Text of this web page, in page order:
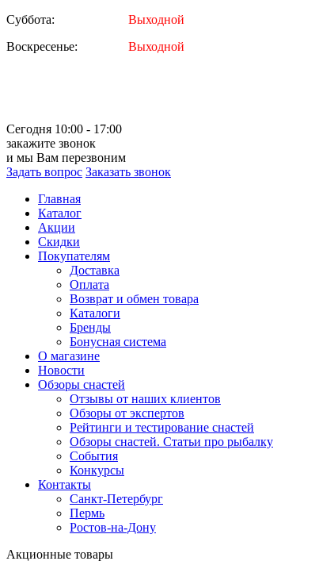
Суббота:
Выходной
Воскресенье:
Выходной
Сегодня 10:00 - 17:00
закажите звонок
и мы Вам перезвоним
Задать вопрос Заказать звонок
Главная
Каталог
Акции
Скидки
Покупателям
Доставка
Оплата
Возврат и обмен товара
Каталоги
Бренды
Бонусная система
О магазине
Новости
Обзоры снастей
Отзывы от наших клиентов
Обзоры от экспертов
Рейтинги и тестирование снастей
Обзоры снастей. Статьи про рыбалку
События
Конкурсы
Контакты
Санкт-Петербург
Пермь
Ростов-на-Дону
Акционные товары